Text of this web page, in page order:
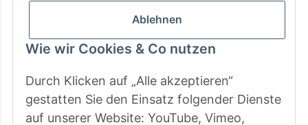
Ablehnen
Wie wir Cookies & Co nutzen
Durch Klicken auf „Alle akzeptieren“
gestatten Sie den Einsatz folgender Dienste
auf unserer Website: YouTube, Vimeo,